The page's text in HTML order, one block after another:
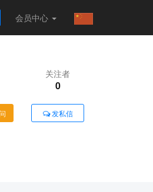
会员中心
关注者
0
发私信